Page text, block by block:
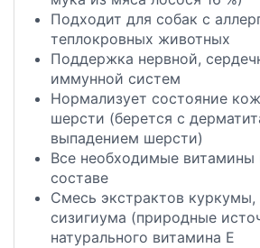
Подходит для собак с
теплокровных животных
Поддержка нервной,
иммунной систем
Нормализует состояние
шерсти (берется с
выпадением шерсти)
Все необходимые
составе
Смесь экстрактов куркумы,
сизигиума (природные
натурального витамина E